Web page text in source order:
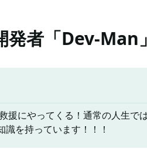
者「Dev-Man」
援にやってくる！通常の人生で
を持っています！！！